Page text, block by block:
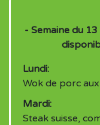
- Semaine du
Lundi:
Wok de porc
Mardi:
Steak suisse,